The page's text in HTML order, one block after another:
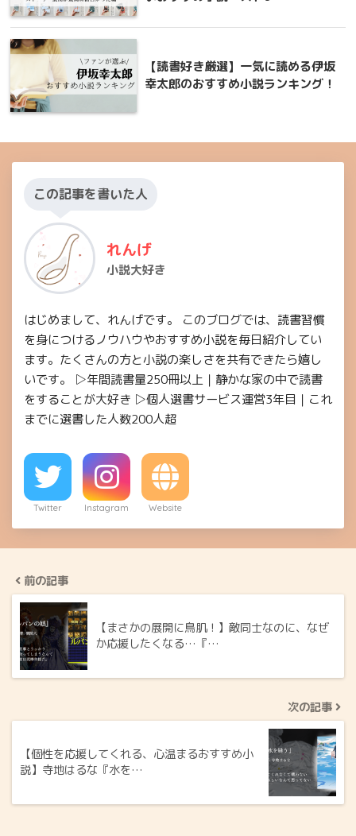
【読書好き厳選】一気に読める伊坂
幸太郎のおすすめ小説ランキング！
この記事を書いた人
れんげ
小説大好き
はじめまして、れんげです。 このブログでは、読書習慣
を身につけるノウハウやおすすめ小説を毎日紹介してい
ます。たくさんの方と小説の楽しさを共有できたら嬉し
いです。 ▷年間読書量250冊以上｜静かな家の中で読書
をすることが大好き ▷個人選書サービス運営3年目｜これ
までに選書した人数200人超
Twitter Instagram Website
前の記事
【まさかの展開に鳥肌！】敵同士なのに、なぜ
か応援したくなる…『…
次の記事
【個性を応援してくれる、心温まるおすすめ小
説】寺地はるな『水を…